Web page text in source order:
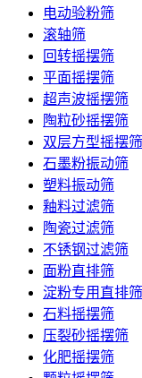
电动验粉筛
滚轴筛
回转摇摆筛
平面摇摆筛
超声波摇摆筛
陶粒砂摇摆筛
双层方型摇摆筛
石墨粉振动筛
塑料振动筛
釉料过滤筛
陶瓷过滤筛
不锈钢过滤筛
面粉直排筛
淀粉专用直排筛
石料摇摆筛
压裂砂摇摆筛
化肥摇摆筛